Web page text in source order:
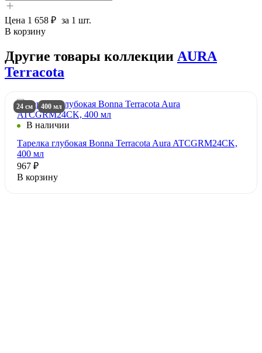
Цена 1 658 ₽ за 1 шт.
В корзину
Другие товары коллекции AURA
Terracota
24 см 400 мл
В наличии
Тарелка глубокая Bonna Terracota Aura ATCGRM24CK,
400 мл
967 ₽
В корзину